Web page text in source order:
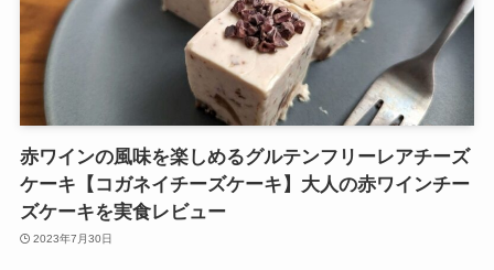
赤ワインの風味を楽しめるグルテンフリーレアチーズ
ケーキ【コガネイチーズケーキ】大人の赤ワインチー
ズケーキを実食レビュー
2023年7月30日